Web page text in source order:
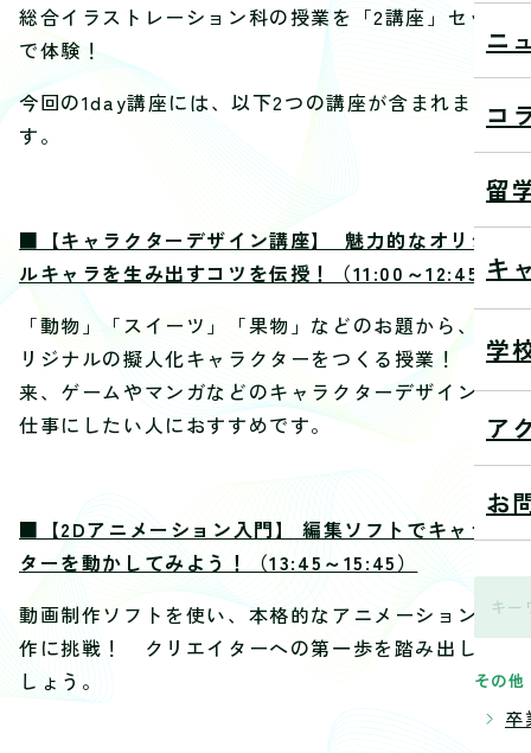
ニ
コ
留
キ
学
ア
お
その他
卒
総合イラストレーション科の授業を「2講座」セット
で体験！
今回の1day講座には、以下2つの講座が含まれま
す。
■【キャラクターデザイン講座】 魅力的なオリジナ
ルキャラを生み出すコツを伝授！（11:00～12:45）
「動物」「スイーツ」「果物」などのお題から、オ
リジナルの擬人化キャラクターをつくる授業！ 将
来、ゲームやマンガなどのキャラクターデザインを
仕事にしたい人におすすめです。
■【2Dアニメーション入門】 編集ソフトでキャラク
ターを動かしてみよう！（13:45～15:45）
動画制作ソフトを使い、本格的なアニメーション制
作に挑戦！ クリエイターへの第一歩を踏み出しま
しょう。